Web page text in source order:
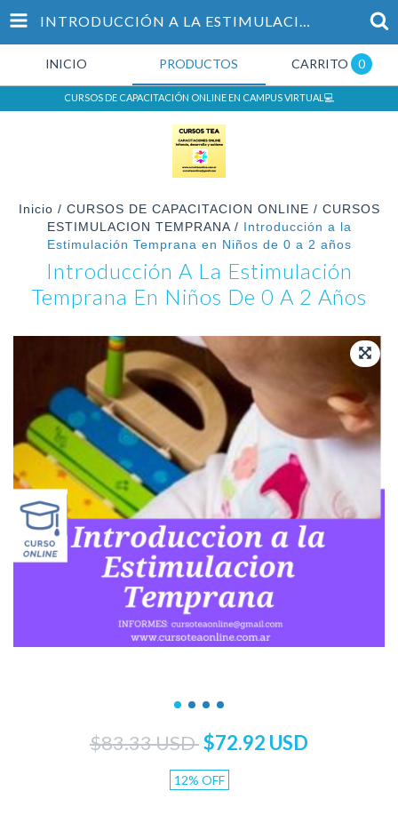
INTRODUCCIÓN A LA ESTIMULACIÓN TEMPRANA EN NIÑOS DE 0 A 2 AÑOS
INICIO PRODUCTOS CARRITO 0
CURSOS DE CAPACITACIÓN ONLINE EN CAMPUS VIRTUAL💻
Inicio / CURSOS DE CAPACITACION ONLINE / CURSOS
ESTIMULACION TEMPRANA / Introducción a la
Estimulación Temprana en Niños de 0 a 2 años
Introducción A La Estimulación
Temprana En Niños De 0 A 2 Años
$83.33 USD$72.92 USD
12% OFF